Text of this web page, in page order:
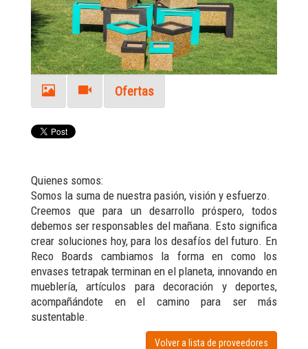
Ofertas
Quienes somos:
Somos la suma de nuestra pasión, visión y esfuerzo.
Creemos que para un desarrollo próspero, todos
debemos ser responsables del mañana. Esto significa
crear soluciones hoy, para los desafíos del futuro. En
Reco Boards cambiamos la forma en como los
envases tetrapak terminan en el planeta, innovando en
mueblería, artículos para decoración y deportes,
acompañándote en el camino para ser más
sustentable.
Volver a lista de proveedores